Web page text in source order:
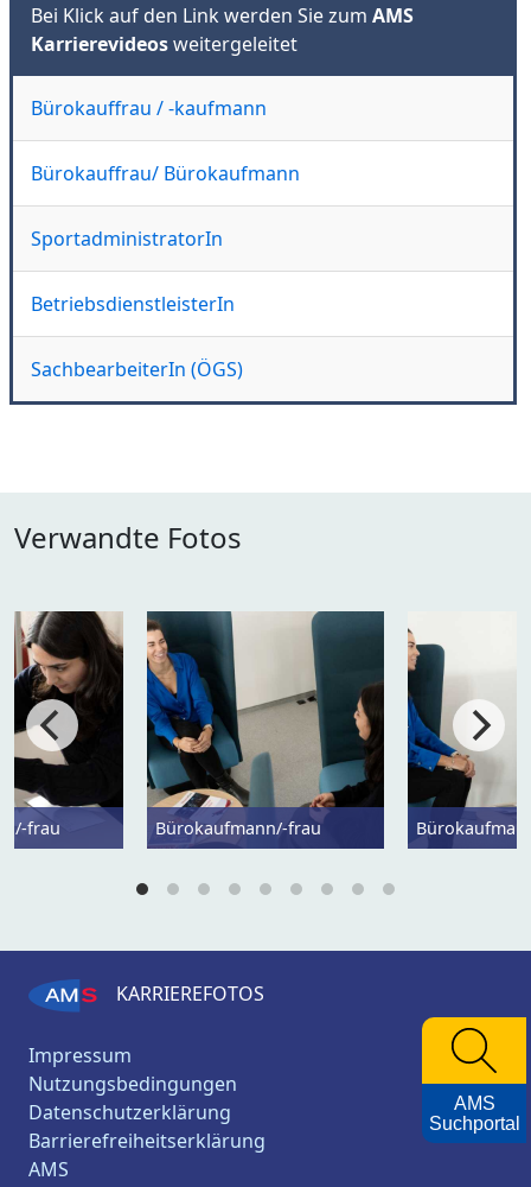
Bei Klick auf den Link werden Sie zum AMS
Karrierevideosweitergeleitet
Bürokauffrau / -kaufmann
Bürokauffrau/ Bürokaufmann
SportadministratorIn
BetriebsdienstleisterIn
SachbearbeiterIn (ÖGS)
Verwandte Fotos
Bürokaufmann/-frau
frau
KARRIEREFOTOS
Impressum
Nutzungsbedingungen
Datenschutzerklärung
Barrierefreiheitserklärung
AMS
AMS
Suchportal